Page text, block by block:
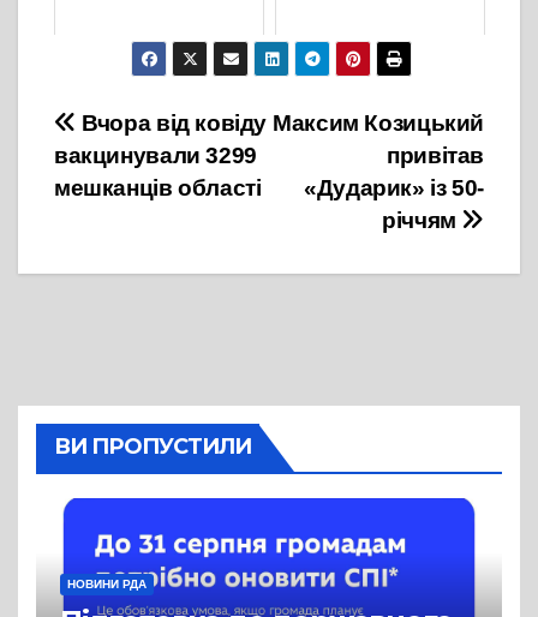
2 Грудня, 2021 18 Листопада, 2021
Навігація
записів
Максим Козицький
привітав
«Дударик» із 50-
річчям
Вчора від ковіду
вакцинували 3299
мешканців області
ВИ ПРОПУСТИЛИ
НОВИНИ РДА